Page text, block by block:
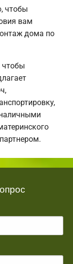
чтобы
вам
дома по